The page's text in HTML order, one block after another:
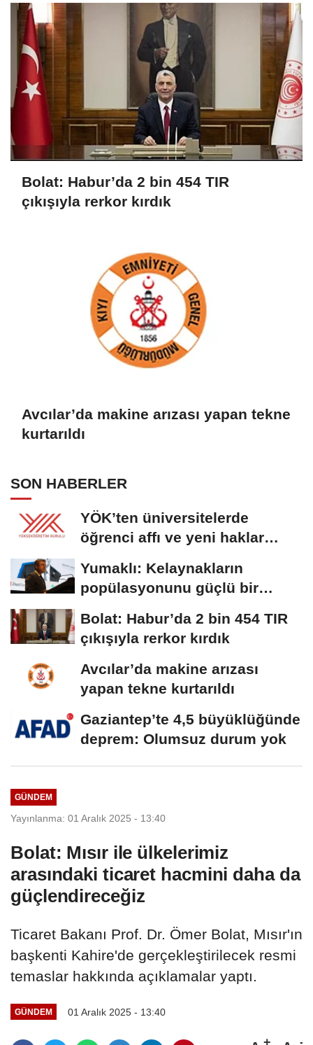
Bolat: Habur’da 2 bin 454 TIR
çıkışıyla rerkor kırdık
Avcılar’da makine arızası yapan tekne
kurtarıldı
SON HABERLER
YÖK’ten üniversitelerde
öğrenci affı ve yeni haklar
Yumaklı: Kelaynakların
popülasyonunu güçlü bir
Bolat: Habur’da 2 bin 454 TIR
çıkışıyla rerkor kırdık
Avcılar’da makine arızası
yapan tekne kurtarıldı
Gaziantep’te 4,5 büyüklüğünde
deprem: Olumsuz durum yok
GÜNDEM
Yayınlanma: 01 Aralık 2025 - 13:40
Bolat: Mısır ile ülkelerimiz
arasındaki ticaret hacmini daha da
güçlendireceğiz
Ticaret Bakanı Prof. Dr. Ömer Bolat, Mısır'ın
başkenti Kahire'de gerçekleştirilecek resmi
temaslar hakkında açıklamalar yaptı.
GÜNDEM 01 Aralık 2025 - 13:40